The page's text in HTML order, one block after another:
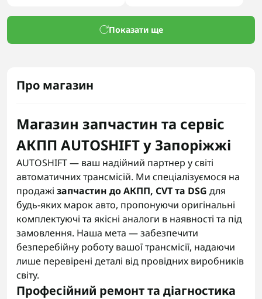
Показати ще
Про магазин
Магазин запчастин та сервіс
АКПП AUTOSHIFT у Запоріжжі
AUTOSHIFT — ваш надійний партнер у світі
автоматичних трансмісій. Ми спеціалізуємося на
продажі запчастин до АКПП, CVT та DSG для
будь-яких марок авто, пропонуючи оригінальні
комплектуючі та якісні аналоги в наявності та під
замовлення. Наша мета — забезпечити
безперебійну роботу вашої трансмісії, надаючи
лише перевірені деталі від провідних виробників
світу.
Професійний ремонт та діагностика